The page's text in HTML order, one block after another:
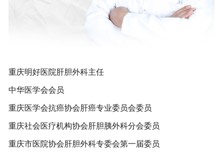
重庆明好医院肝胆外科主任
中华医学会会员
重庆医学会抗癌协会肝癌专业委员会委员
重庆社会医疗机构协会肝胆胰外科分会委员
重庆市医院协会肝胆外科专委会第一届委员